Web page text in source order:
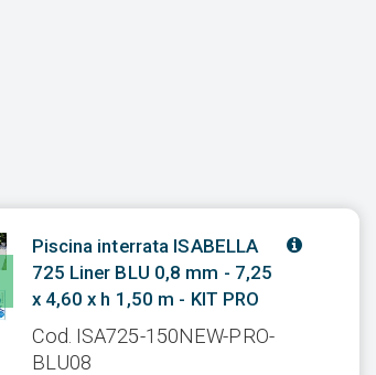
Piscina interrata ISABELLA
725 Liner BLU 0,8 mm - 7,25
x 4,60 x h 1,50 m - KIT PRO
Cod. ISA725-150NEW-PRO-
BLU08